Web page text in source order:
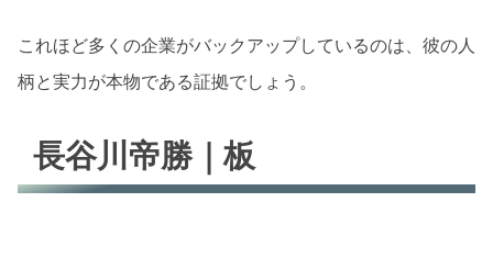
これほど多くの企業がバックアップしているのは、彼の人
柄と実力が本物である証拠でしょう。
長谷川帝勝｜板